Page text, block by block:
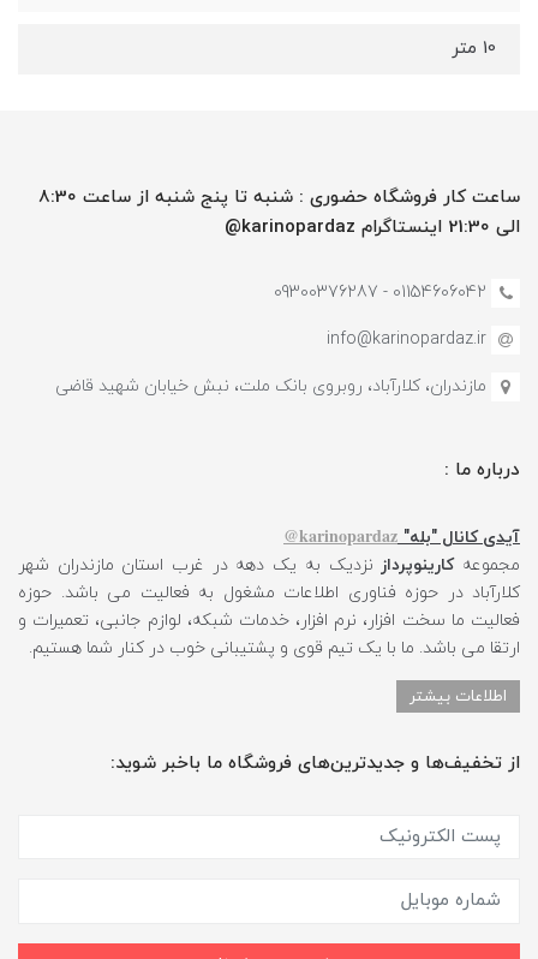
10 متر
ساعت کار فروشگاه حضوری : شنبه تا پنج شنبه از ساعت 8:30
الی 21:30 اینستاگرام karinopardaz@
01154606042 - 09300376287
info@karinopardaz.ir
مازندران، کلارآباد، روبروی بانک ملت، نبش خیابان شهید قاضی
درباره ما :
آیدی کانال "بله" karinopardaz@
مجموعهکارینوپرداز نزدیک به یک دهه در غرب استان مازندران شهر
کلارآباد در حوزه فناوری اطلاعات مشغول به فعالیت می باشد. حوزه
فعالیت ما سخت افزار، نرم افزار، خدمات شبکه، لوازم جانبی، تعمیرات و
ارتقا می باشد. ما با یک تیم قوی و پشتیبانی خوب در کنار شما هستیم.
اطلاعات بیشتر
از تخفیف‌ها و جدیدترین‌های فروشگاه ما باخبر شوید: